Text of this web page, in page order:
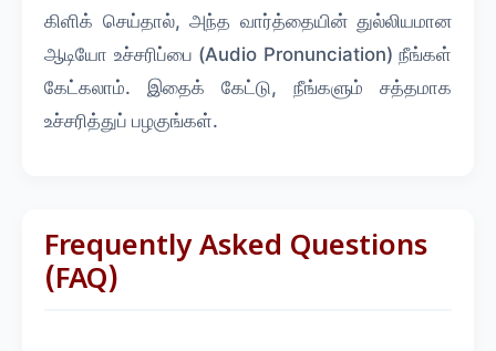
கிளிக் செய்தால், அந்த வார்த்தையின் துல்லியமான
ஆடியோ உச்சரிப்பை (Audio Pronunciation) நீங்கள்
கேட்கலாம். இதைக் கேட்டு, நீங்களும் சத்தமாக
உச்சரித்துப் பழகுங்கள்.
Frequently Asked Questions
(FAQ)